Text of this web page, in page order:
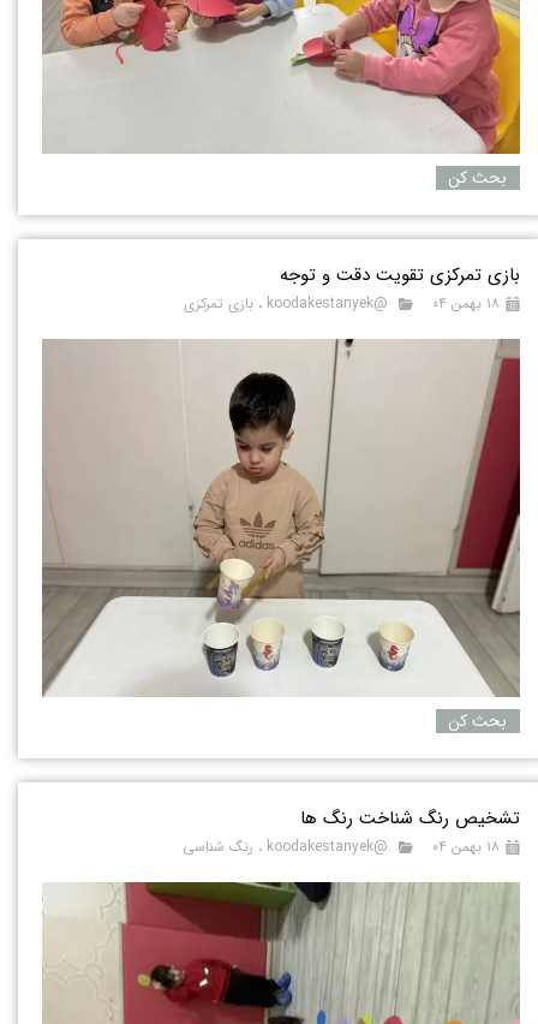
بحث کن
بازی تمرکزی تقویت دقت و توجه
۱۸ بهمن ۰۴ @koodakestanyek ، بازی تمرکزی
بحث کن
تشخیص رنگ شناخت رنگ ها
۱۸ بهمن ۰۴ @koodakestanyek ، رنگ شناسی